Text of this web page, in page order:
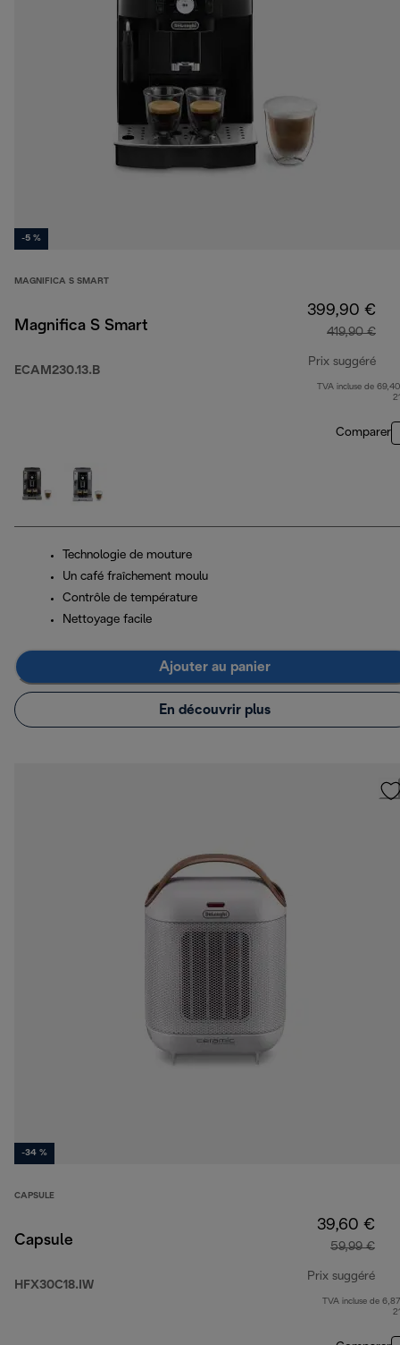
-5 %
MAGNIFICA S SMART
Magnifica S Smart
ECAM230.13.B
399,90 €
419,90 €
Prix suggéré
TVA incluse de
Comparer
Technologie de mouture
Un café fraîchement moulu
Contrôle de température
Nettoyage facile
Ajouter au panier
En découvrir plus
-34 %
CAPSULE
Capsule
HFX30C18.IW
39,60 €
59,99 €
Prix suggéré
TVA incluse de